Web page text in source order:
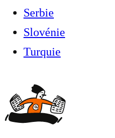
Serbie
Slovénie
Turquie